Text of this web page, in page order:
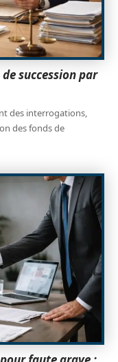
succession par
des interrogations,
des fonds de